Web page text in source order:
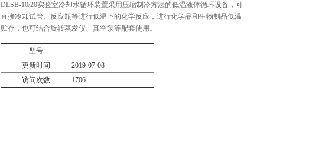
DLSB-10/20实验室冷却水循环装置采用压缩制冷方法的低温液体循环设备，可
直接冷却试管、反应瓶等进行低温下的化学反应，进行化学品和生物制品低温
贮存，也可结合旋转蒸发仪、真空泵等配套使用。
型号
更新时间
2019-07-08
访问次数
1706